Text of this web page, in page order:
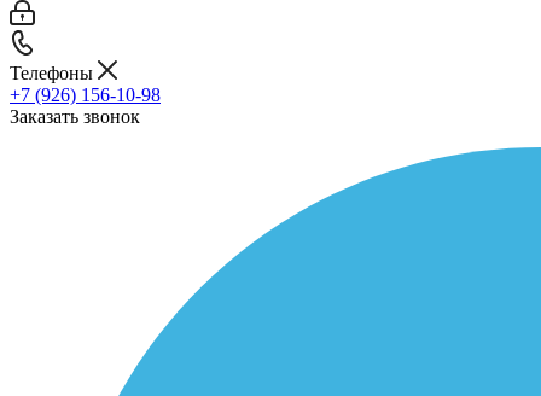
Телефоны
+7 (926) 156-10-98
Заказать звонок